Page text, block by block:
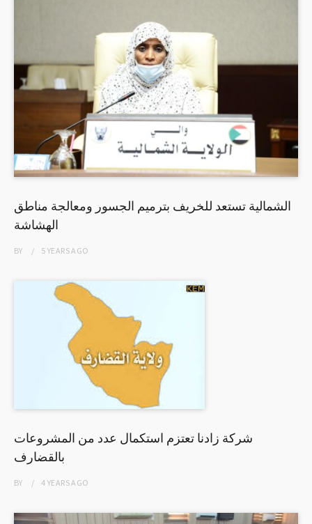
الشمالية تستعد للخريف بترميم الجسور ومعالجة مناطق
الهشاشة
BY 5 YEARSAGO
شركة زادنا تعتزم استكمال عدد من المشروعات
بالقضارف
BY 4 YEARSAGO